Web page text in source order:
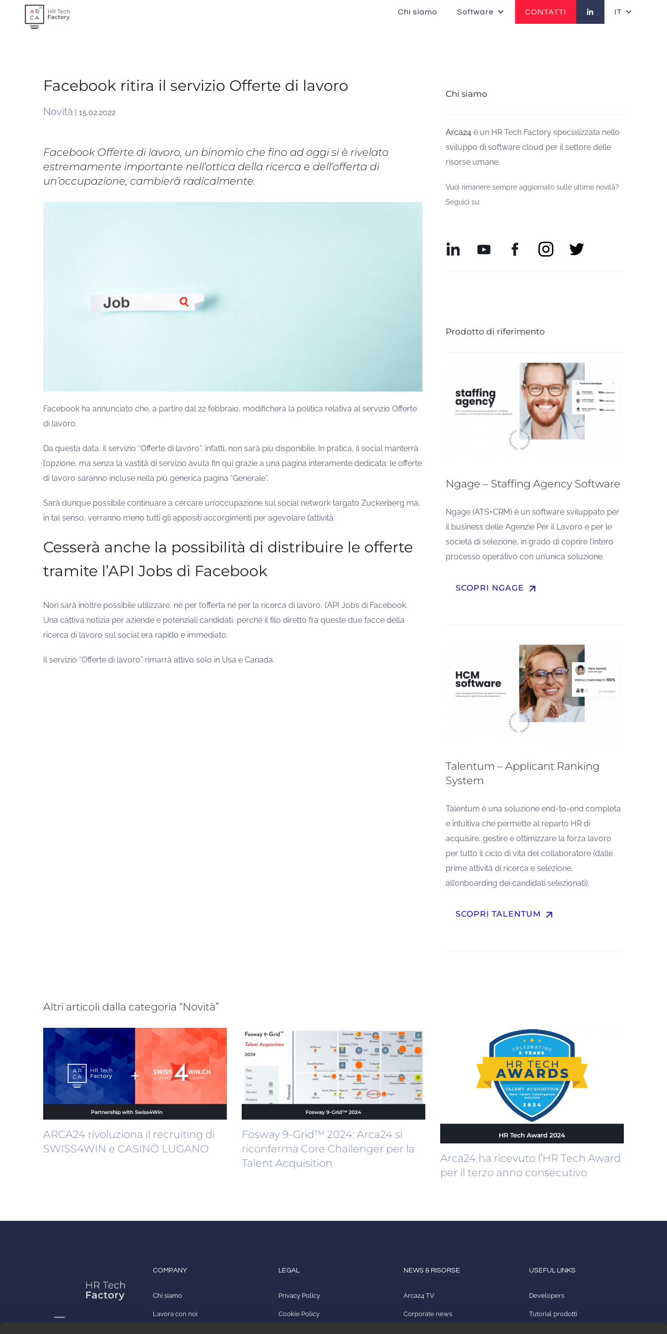
Chi siamo Software CONTATTI IT
Facebook ritira il servizio Offerte di lavoro
Novità | 15.02.2022
Facebook Offerte di lavoro, un binomio che fino ad oggi si è rivelato
estremamente importante nell’ottica della ricerca e dell’offerta di
un’occupazione, cambierà radicalmente.
Facebook ha annunciato che, a partire dal 22 febbraio, modificherà la politica relativa al servizio Offerte
di lavoro.
Da questa data, il servizio “Offerte di lavoro”, infatti, non sarà più disponibile. In pratica, il social manterrà
l’opzione, ma senza la vastità di servizio avuta fin qui grazie a una pagina interamente dedicata: le offerte
di lavoro saranno incluse nella più generica pagina “Generale”.
Sarà dunque possibile continuare a cercare un’occupazione sul social network targato Zuckerberg ma,
in tal senso, verranno meno tutti gli appositi accorgimenti per agevolare l’attività.
Cesserà anche la possibilità di distribuire le offerte
tramite l’API Jobs di Facebook
Non sarà inoltre possibile utilizzare, né per l’offerta né per la ricerca di lavoro, l’API Jobs di Facebook.
Una cattiva notizia per aziende e potenziali candidati, perché il filo diretto fra queste due facce della
ricerca di lavoro sul social era rapido e immediato.
Il servizio “Offerte di lavoro” rimarrà attivo solo in Usa e Canada.
Chi siamo
Arca24 è un HR Tech Factory specializzata nello
sviluppo di software cloud per il settore delle
risorse umane.
Vuoi rimanere sempre aggiornato sulle ultime novità?
Seguici su:
Prodotto di riferimento
Ngage – Staffing Agency Software
Ngage (ATS+CRM) è un software sviluppato per
il business delle Agenzie Per il Lavoro e per le
società di selezione, in grado di coprire l’intero
processo operativo con un’unica soluzione.
SCOPRI NGAGE arrow_upward
Talentum – Applicant Ranking
System
Talentum è una soluzione end-to-end completa
e intuitiva che permette al reparto HR di
acquisire, gestire e ottimizzare la forza lavoro
per tutto il ciclo di vita del collaboratore (dalle
prime attività di ricerca e selezione,
all’onboarding dei candidati selezionati).
SCOPRI TALENTUM arrow_upward
Altri articoli dalla categoria “Novità”
ARCA24 rivoluziona il recruiting di
SWISS4WIN e CASINÒ LUGANO
Fosway 9-Grid™ 2024: Arca24 si
riconferma Core Challenger per la
Talent Acquisition
Arca24 ha ricevuto l’HR Tech Award
per il terzo anno consecutivo
COMPANY
Chi siamo
Lavora con noi
LEGAL
Privacy Policy
Cookie Policy
NEWS & RISORSE
Arca24 TV
Corporate news
USEFUL LINKS
Developers
Tutorial prodotti